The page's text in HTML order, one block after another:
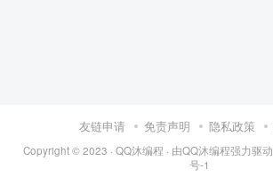
友链申请 免责声明 隐私政策
Copyright © 2023 · QQ沐编程 · 由QQ沐编程强力驱动.
号-1